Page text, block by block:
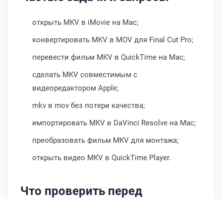
открыть MKV в iMovie на Mac;
конвертировать MKV в MOV для Final Cut Pro;
перевести фильм MKV в QuickTime на Mac;
сделать MKV совместимым с
видеоредактором Apple;
mkv в mov без потери качества;
импортировать MKV в DaVinci Resolve на Mac;
преобразовать фильм MKV для монтажа;
открыть видео MKV в QuickTime Player.
Что проверить перед